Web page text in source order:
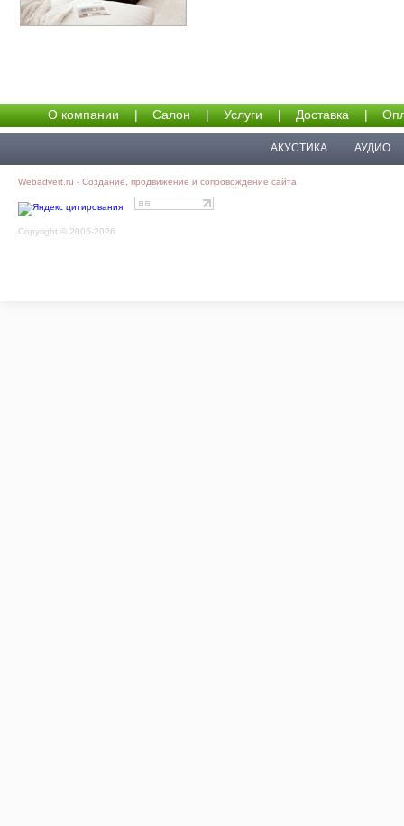
О компании | Салон | Услуги | Доставка |
АКУСТИКА АУДИО
Webadvert.ru - Создание, продвижение и сопровождение сайта
Copyright © 2005-2026